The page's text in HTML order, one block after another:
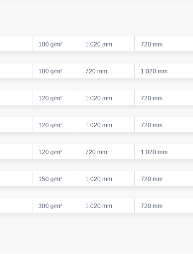
100 g/m² 1.020 mm 720 mm
100 g/m² 720 mm 1.020 mm
120 g/m² 1.020 mm 720 mm
120 g/m² 1.020 mm 720 mm
120 g/m² 720 mm 1.020 mm
150 g/m² 1.020 mm 720 mm
300 g/m² 1.020 mm 720 mm